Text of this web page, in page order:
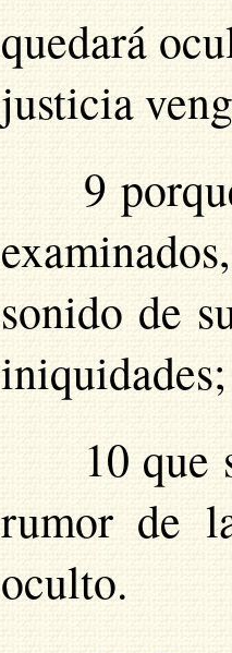
quedará
justicia
9
sonido de
iniquidades;
10 que
rumor de
oculto.